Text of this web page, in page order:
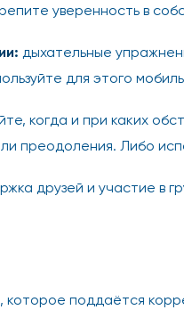
уверенность в
дыхательные
для этого
когда и при каких
преодоления. Либо
друзей и участие в
поддаётся